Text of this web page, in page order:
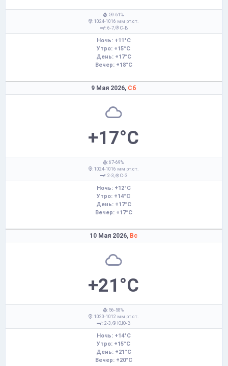
: 59-61%
: 1024-1016 мм рт.ст.
: 6-7,
С-В
Ночь: +11°C
Утро: +15°C
День: +17°C
Вечер: +18°C
9 Мая 2026, Сб
+17°C
: 67-69%
: 1024-1016 мм рт.ст.
: 2-3,
С-З
Ночь: +12°C
Утро: +14°C
День: +17°C
Вечер: +17°C
10 Мая 2026, Вс
+21°C
: 56-58%
: 1020-1012 мм рт.ст.
: 2-3,
Ю,Ю-В
Ночь: +14°C
Утро: +15°C
День: +21°C
Вечер: +20°C